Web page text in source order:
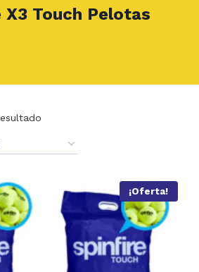
X3 Touch Pelotas
¡Oferta!